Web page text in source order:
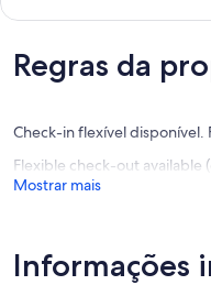
Extraordinária,
avaliações)
Regras da
Check-in flexível disponível.
Flexible check-out available
Mostrar mais
Informações